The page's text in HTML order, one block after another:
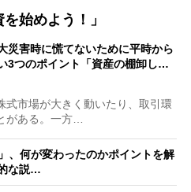
始めよう！」
災害時に慌てないために平時から
3つのポイント「資産の棚卸し…
市場が大きく動いたり、取引環
がある。一方…
、何が変わったのかポイントを解
な説…